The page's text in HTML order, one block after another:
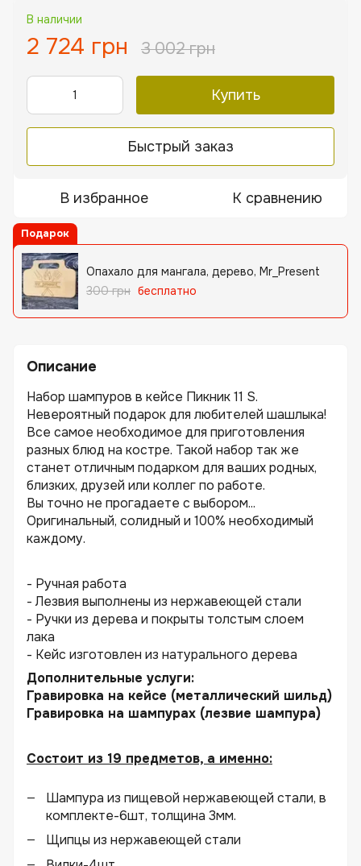
В наличии
2 724 грн 3 002 грн
Купить
Быстрый заказ
В избранное К сравнению
Подарок
Опахало для мангала, дерево, Mr_Present
300 грн бесплатно
Описание
Набор шампуров в кейсе Пикник 11 S.
Невероятный подарок для любителей шашлыка!
Все самое необходимое для приготовления
разных блюд на костре. Такой набор так же
станет отличным подарком для ваших родных,
близких, друзей или коллег по работе.
Вы точно не прогадаете с выбором...
Оригинальный, солидный и 100% необходимый
каждому.
- Ручная работа
- Лезвия выполнены из нержавеющей стали
- Ручки из дерева и покрыты толстым слоем
лака
- Кейс изготовлен из натурального дерева
Дополнительные услуги:
Гравировка на кейсе (металлический шильд)
Гравировка на шампурах (лезвие шампура)
Состоит из 19 предметов, а именно:
Шампура из пищевой нержавеющей стали, в
комплекте-6шт, толщина 3мм.
Щипцы из нержавеющей стали